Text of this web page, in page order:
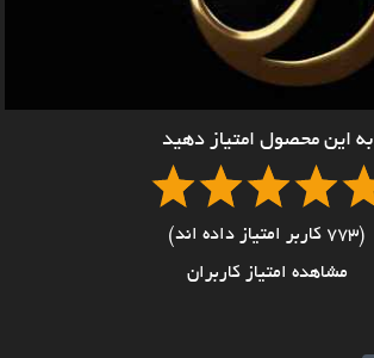
به این محصول امتیاز دهید
(773 کاربر امتیاز داده اند)
مشاهده امتیاز کاربران